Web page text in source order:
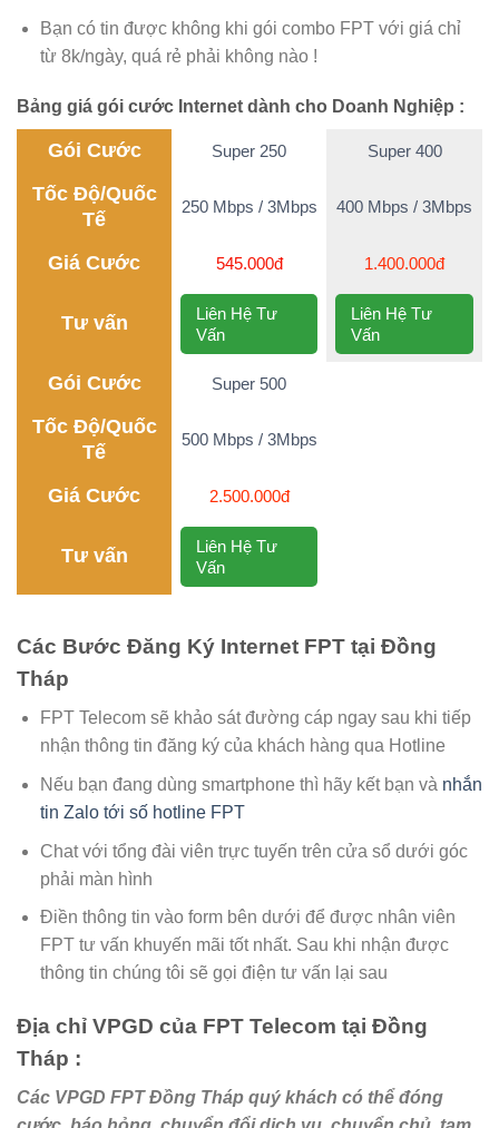
Bạn có tin được không khi gói combo FPT với giá chỉ
từ 8k/ngày, quá rẻ phải không nào !
Bảng giá gói cước Internet dành cho Doanh Nghiệp :
Gói Cước Super 250 Super 400
Tốc Độ/Quốc
Tế
250 Mbps / 3Mbps 400 Mbps / 3Mbps
Giá Cước 545.000đ 1.400.000đ
Tư vấn
Liên Hệ Tư
Vấn
Liên Hệ Tư
Vấn
Gói Cước Super 500
Tốc Độ/Quốc
Tế
500 Mbps / 3Mbps
Giá Cước 2.500.000đ
Tư vấn
Liên Hệ Tư
Vấn
Các Bước Đăng Ký Internet FPT tại Đồng
Tháp
FPT Telecom sẽ khảo sát đường cáp ngay sau khi tiếp
nhận thông tin đăng ký của khách hàng qua Hotline
Nếu bạn đang dùng smartphone thì hãy kết bạn và nhắn
tin Zalo tới số hotline FPT
Chat với tổng đài viên trực tuyến trên cửa sổ dưới góc
phải màn hình
Điền thông tin vào form bên dưới để được nhân viên
FPT tư vấn khuyến mãi tốt nhất. Sau khi nhận được
thông tin chúng tôi sẽ gọi điện tư vấn lại sau
Địa chỉ VPGD của FPT Telecom tại Đồng
Tháp :
Các VPGD FPT Đồng Tháp quý khách có thể đóng